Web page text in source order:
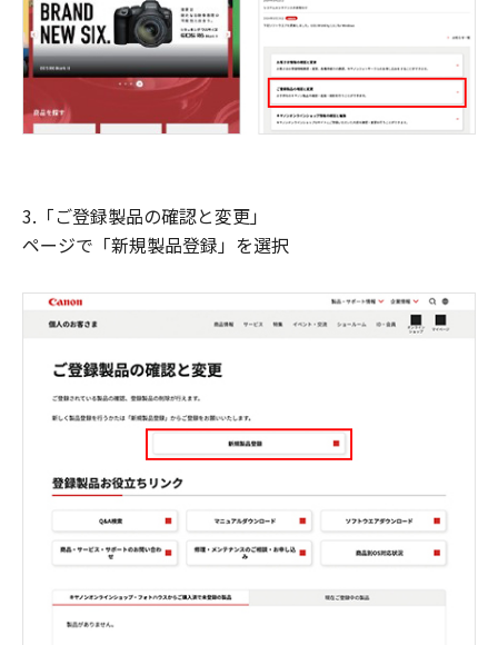
3.「ご登録製品の確認と変更」
ページで「新規製品登録」を選択